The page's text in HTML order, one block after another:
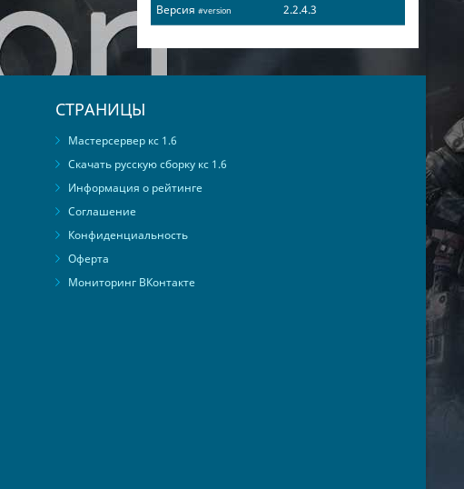
Версия #version 2.2.4.3
СТРАНИЦЫ
Мастерсервер кс 1.6
Скачать русскую сборку кс 1.6
Информация о рейтинге
Соглашение
Конфиденциальность
Оферта
Мониторинг ВКонтакте